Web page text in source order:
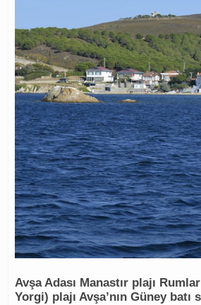
Avşa Adası Manastır plajı
Yorgi) plajı Avşa’nın Güney